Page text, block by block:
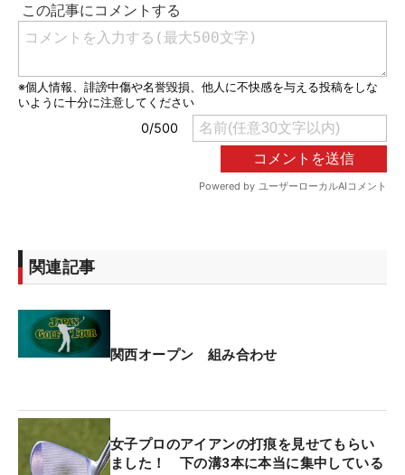
関連記事
関西オープン 組み合わせ
女子プロのアイアンの打痕を見せてもらい
ました！ 下の溝3本に本当に集中している